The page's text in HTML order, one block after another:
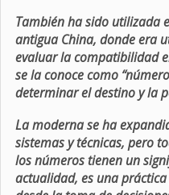
También ha sido utilizada
antigua China, donde era
evaluar la compatibilidad
se la conoce como
determinar el destino y la
La moderna se ha
sistemas y técnicas, pero
los números tienen un
actualidad, es una